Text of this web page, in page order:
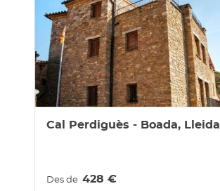
Cal Perdiguès - Boada, Lleida
Des de 428€